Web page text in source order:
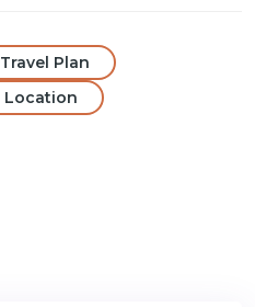
Travel Plan
Location